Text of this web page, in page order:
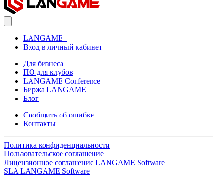
LANGAME+
Вход в личный кабинет
Для бизнеса
ПО для клубов
LANGAME Conference
Биржа LANGAME
Блог
Сообщить об ошибке
Контакты
Политика конфиденциальности
Пользовательское соглашение
Лицензионное соглашение LANGAME Software
SLA LANGAME Software